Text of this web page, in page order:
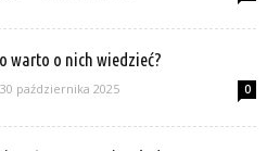
warto o nich wiedzieć?
30 października 2025 0